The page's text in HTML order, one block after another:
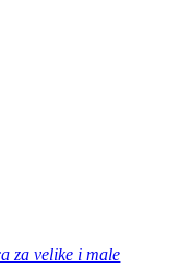
za velike i male